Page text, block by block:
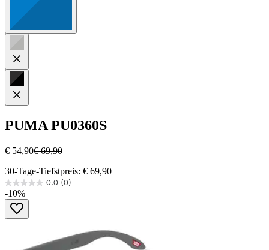
PUMA PU0360S
€ 54,90€ 69,90
30-Tage-Tiefstpreis: € 69,90
0.0 (0)
0.0
von
Sternen.
-10%